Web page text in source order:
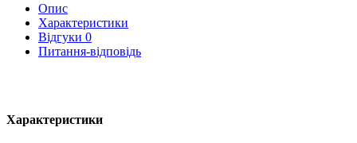
Опис
Характеристики
Відгуки 0
Питання-відповідь
Характеристики